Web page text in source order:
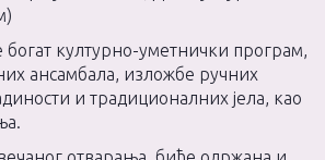
богат културно-уметнички програм,
ансамбала, изложбе ручних
и традиционалних јела, као